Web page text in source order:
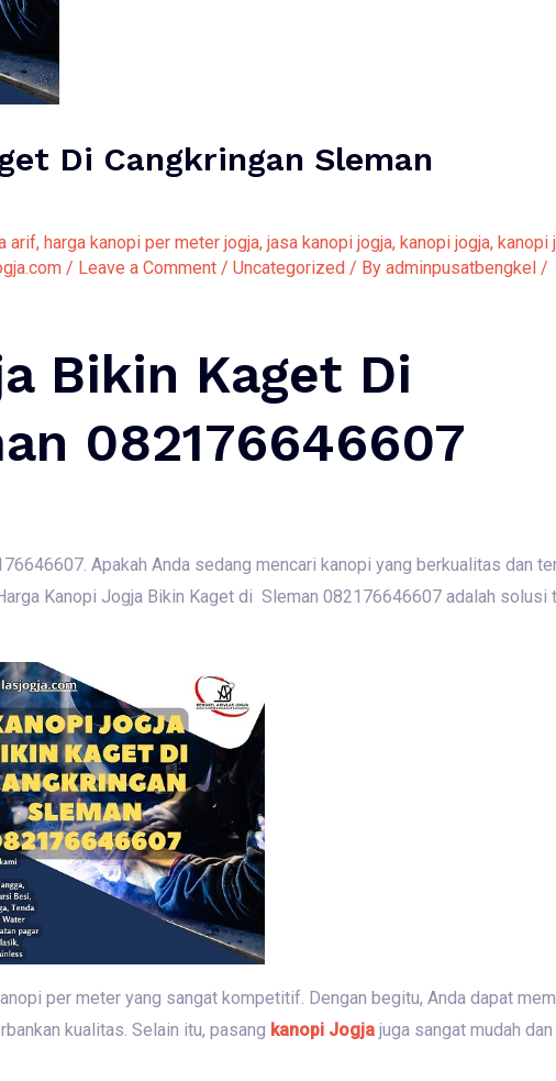
Di Cangkringan Sleman
arif, harga kanopi per meter jogja, jasa kanopi jogja, kanopi jogja, kanopi
/ Leave a Comment / Uncategorized / By adminpusatbengkel /
Bikin Kaget Di
082176646607
Apakah Anda sedang mencari kanopi yang berkualitas dan
Kanopi Jogja Bikin Kaget di Sleman 082176646607 adalah solusi
per meter yang sangat kompetitif. Dengan begitu, Anda dapat
kualitas. Selain itu, pasang kanopi Jogjajuga sangat mudah